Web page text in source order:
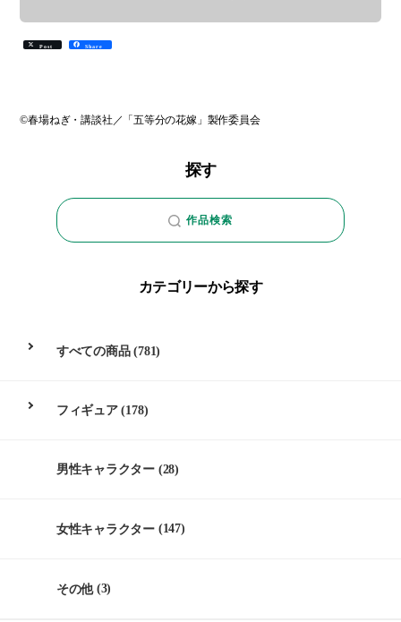
Post Share
©春場ねぎ・講談社／「五等分の花嫁」製作委員会
探す
作品検索
カテゴリーから探す
すべての商品(781)
フィギュア(178)
男性キャラクター (28)
女性キャラクター (147)
その他(3)